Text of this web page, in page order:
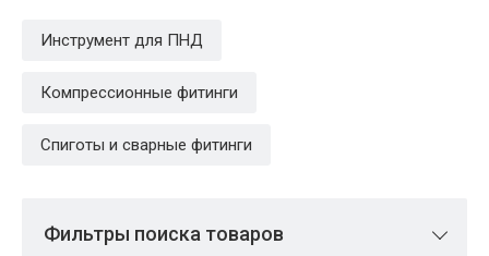
Инструмент для ПНД
Компрессионные фитинги
Спиготы и сварные фитинги
Фильтры поиска товаров